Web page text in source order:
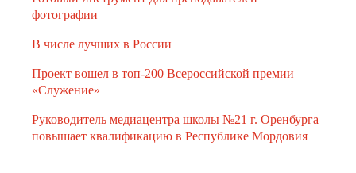
фотографии
В числе лучших в России
Проект вошел в топ-200 Всероссийской премии
«Служение»
Руководитель медиацентра школы №21 г. Оренбурга
повышает квалификацию в Республике Мордовия